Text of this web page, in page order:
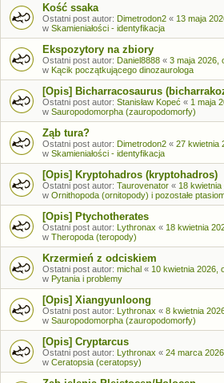
Kość ssaka
Ostatni post autor: Dimetrodon2 « 13 maja
w Skamieniałości - identyfikacja
Ekspozytory na zbiory
Ostatni post autor: Daniel8888 « 3 maja 2026,
w Kącik początkującego dinozaurologa
[Opis] Bicharracosaurus
Ostatni post autor: Stanisław Kopeć « 1 maja
w Sauropodomorpha (zauropodomorfy)
Ząb tura?
Ostatni post autor: Dimetrodon2 « 27 kwietnia
w Skamieniałości - identyfikacja
[Opis] Kryptohadros (kryptohadros)
Ostatni post autor: Taurovenator « 18
w Ornithopoda (ornitopody) i pozostałe
[Opis] Ptychotherates
Ostatni post autor: Lythronax « 18 kwietnia
w Theropoda (teropody)
Krzermień z odciskiem
Ostatni post autor: michal « 10 kwietnia 2026,
w Pytania i problemy
[Opis] Xiangyunloong
Ostatni post autor: Lythronax « 8 kwietnia
w Sauropodomorpha (zauropodomorfy)
[Opis] Cryptarcus
Ostatni post autor: Lythronax « 24 marca
w Ceratopsia (ceratopsy)